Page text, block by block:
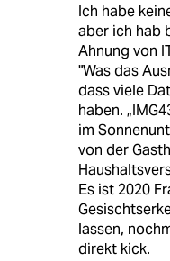
Ich habe
aber ich hab
Ahnung von
"Was das
dass viele
haben.
im
von der
Es ist 2020
lassen,
direkt kick.